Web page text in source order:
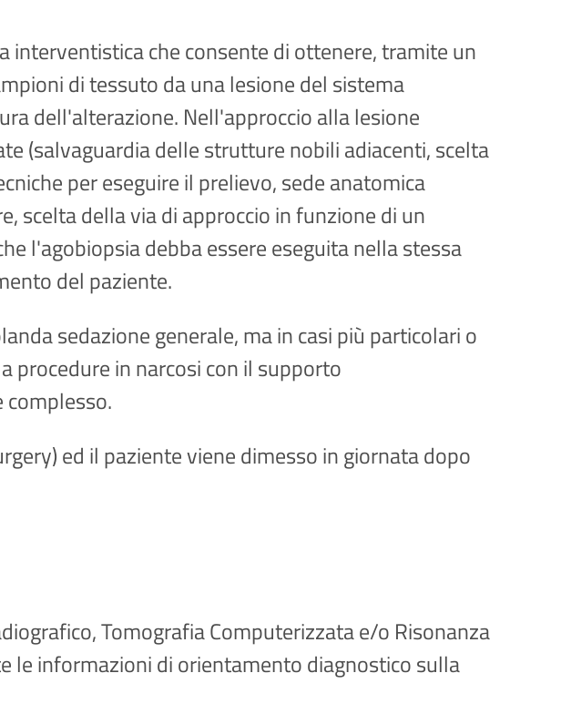
interventistica che consente di ottenere, tramite un
di tessuto da una lesione del sistema
dell'alterazione. Nell'approccio alla lesione
(salvaguardia delle strutture nobili adiacenti, scelta
per eseguire il prelievo, sede anatomica
scelta della via di approccio in funzione di un
l'agobiopsia debba essere eseguita nella stessa
del paziente.
sedazione generale, ma in casi più particolari o
procedure in narcosi con il supporto
ed il paziente viene dimesso in giornata dopo
Tomografia Computerizzata e/o Risonanza
le informazioni di orientamento diagnostico sulla